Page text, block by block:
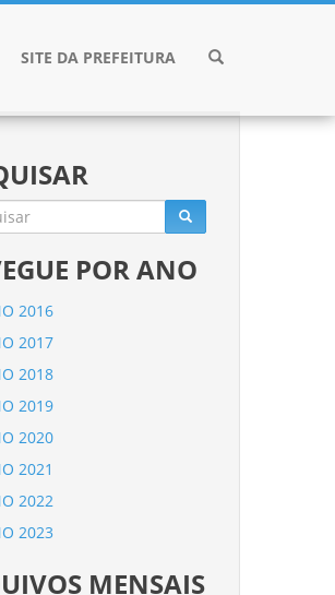
SITE DA PREFEITURA
POR ANO
2016
2017
2018
2019
2020
2021
2022
2023
MENSAIS